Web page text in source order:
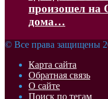
произошел на
дома…
© Все права защищены
Карта сайта
Обратная связь
О сайте
Поиск по тегам